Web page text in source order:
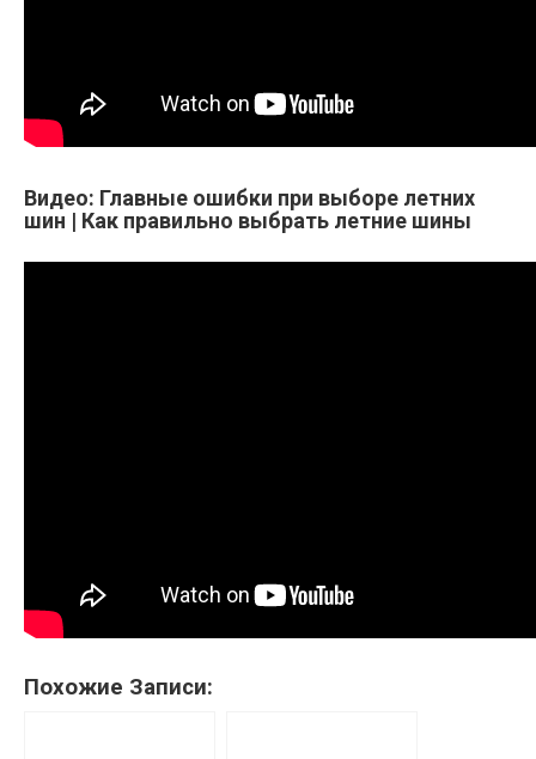
Видео: Главные ошибки при выборе летних
шин | Как правильно выбрать летние шины
Похожие Записи: